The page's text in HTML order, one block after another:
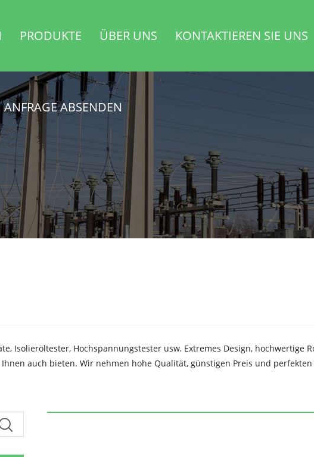
PRODUKTE ÜBER UNS KONTAKTIEREN SIE UNS
ANFRAGE ABSENDEN
Isolieröltester, Hochspannungstester usw. Extremes Design,
auch bieten. Wir nehmen hohe Qualität, günstigen Preis und perfekten